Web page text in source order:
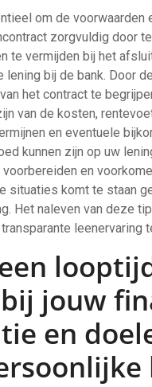
om de voorwaarden
zorgvuldig door
te vermijden bij het
lening bij de bank. Door
het contract te
van de kosten,
en eventuele
kunnen zijn op uw
en
situaties komt te staan
Het naleven van deze
leenervaring
jouw
en